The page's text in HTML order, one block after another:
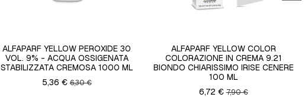
ALFAPARF YELLOW PEROXIDE 30
VOL. 9% - ACQUA OSSIGENATA
STABILIZZATA CREMOSA 1000 ML
5,36 €6,30 €
ALFAPARF YELLOW COLOR
COLORAZIONE IN CREMA 9.21
BIONDO CHIARISSIMO IRISE CENERE
100 ML
6,72 €7,90 €